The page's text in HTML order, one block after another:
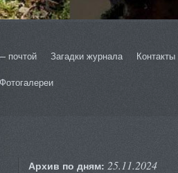
почтой Загадки журнала Контакты
Фотогалереи
Архив по дням: 25.11.2024